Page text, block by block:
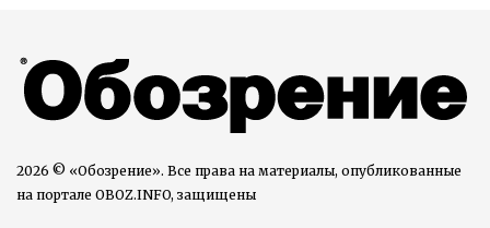
2026 © «Обозрение». Все права на материалы, опубликованные
на портале OBOZ.INFO, защищены